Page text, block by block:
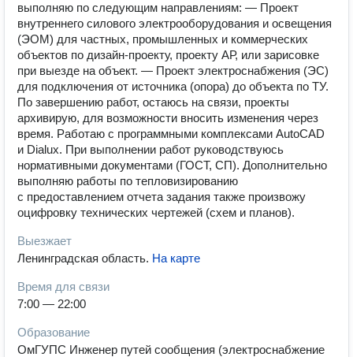
выполняю по следующим направлениям: — Проект
внутреннего силового электрооборудования и освещения
(ЭОМ) для частных, промышленных и коммерческих
объектов по дизайн-проекту, проекту АР, или зарисовке
при выезде на объект. — Проект электроснабжения (ЭС)
для подключения от источника (опора) до объекта по ТУ.
По завершению работ, остаюсь на связи, проекты
архивирую, для возможности вносить изменения через
время. Работаю с программными комплексами AutoCAD
и Dialux. При выполнении работ руководствуюсь
нормативными документами (ГОСТ, СП). Дополнительно
выполняю работы по тепловизированию
с предоставлением отчета задания также произвожу
оцифровку технических чертежей (схем и планов).
Выезжает
Ленинградская область. На карте
Время для связи
7:00 — 22:00
Образование
ОмГУПС Инженер путей сообщения (электроснабжение